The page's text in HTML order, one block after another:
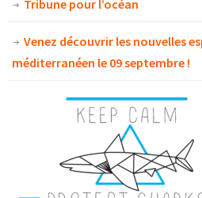
Tribune pour l’océan
Venez découvrir les nouvelles
méditerranéen le 09 septembre !